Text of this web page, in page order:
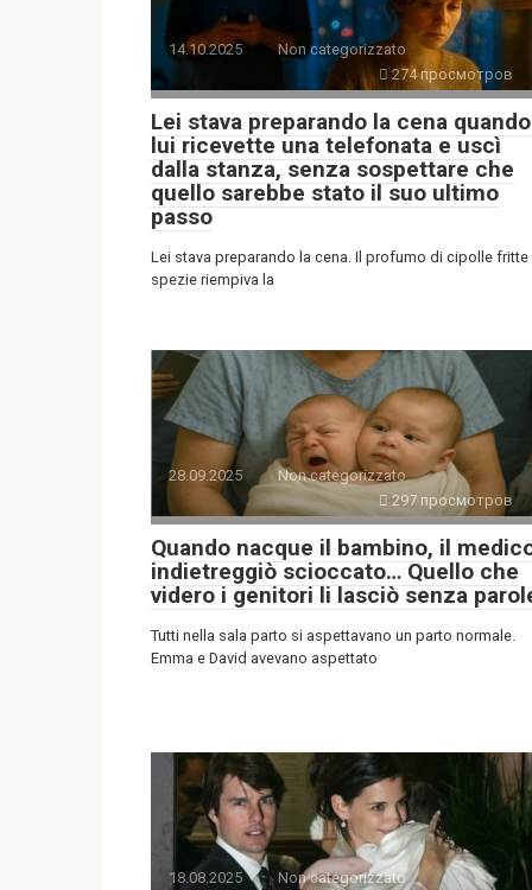
14.10.2025
Non categorizzato
274 просмотров
Lei stava preparando la cena quando
lui ricevette una telefonata e uscì
dalla stanza, senza sospettare che
quello sarebbe stato il suo ultimo
passo
Lei stava preparando la cena. Il profumo di cipolle fritte
spezie riempiva la
28.09.2025
Non categorizzato
297 просмотров
Quando nacque il bambino, il
indietreggiò scioccato… Quello che
videro i genitori li lasciò senza
Tutti nella sala parto si aspettavano un parto normale.
Emma e David avevano aspettato
18.08.2025 Non categorizzato